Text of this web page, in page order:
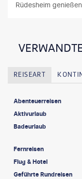
Rüdesheim genießen.
REISEART
Abenteuerreisen
Aktivurlaub
Badeurlaub
Fernreisen
Flug & Hotel
Geführte Rundreisen